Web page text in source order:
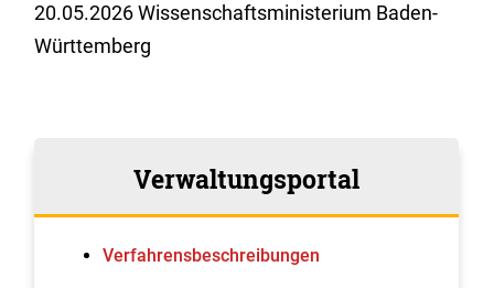
20.05.2026 Wissenschaftsministerium Baden-
Württemberg
Verwaltungsportal
Verfahrens­beschreibungen